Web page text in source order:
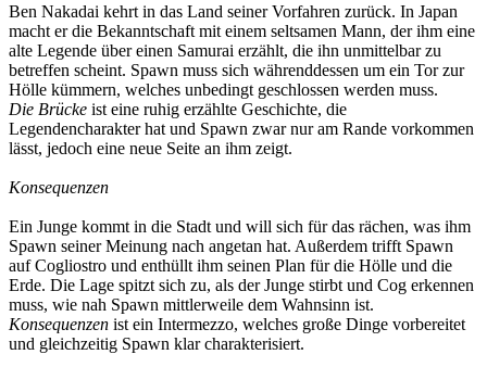
Ben Nakadai kehrt in das Land seiner Vorfahren zurück. In Japan
macht er die Bekanntschaft mit einem seltsamen Mann, der ihm eine
alte Legende über einen Samurai erzählt, die ihn unmittelbar zu
betreffen scheint. Spawn muss sich währenddessen um ein Tor zur
Hölle kümmern, welches unbedingt geschlossen werden muss.
Die Brücke ist eine ruhig erzählte Geschichte, die
Legendencharakter hat und Spawn zwar nur am Rande vorkommen
lässt, jedoch eine neue Seite an ihm zeigt.
Konsequenzen
Ein Junge kommt in die Stadt und will sich für das rächen, was ihm
Spawn seiner Meinung nach angetan hat. Außerdem trifft Spawn
auf Cogliostro und enthüllt ihm seinen Plan für die Hölle und die
Erde. Die Lage spitzt sich zu, als der Junge stirbt und Cog erkennen
muss, wie nah Spawn mittlerweile dem Wahnsinn ist.
Konsequenzen ist ein Intermezzo, welches große Dinge vorbereitet
und gleichzeitig Spawn klar charakterisiert.